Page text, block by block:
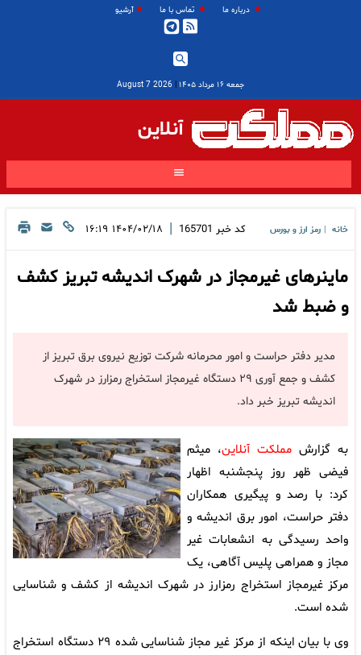
درباره ما تماس با ما آرشیو
جمعه ۱۶ مرداد ۱۴۰۵ |
2026 August 7
آنلاین
خانه رمز ارز و بورس کد خبر 165701
| ۱۴۰۴/۰۲/۱۸ ۱۶:۱۹
ماینرهای غیرمجاز در شهرک اندیشه تبریز کشف
و ضبط شد
مدیر دفتر حراست و امور محرمانه شرکت توزیع نیروی برق تبریز از
کشف و جمع آوری ۲۹ دستگاه غیرمجاز استخراج رمزارز در شهرک
اندیشه تبریز خبر داد.
به گزارش مملکت آنلاین، میثم
فیضی ظهر روز پنجشنبه اظهار
کرد: با رصد و پیگیری همکاران
دفتر حراست، امور برق اندیشه و
واحد رسیدگی به انشعابات غیر
مجاز و همراهی پلیس آگاهی، یک
مرکز غیرمجاز استخراج رمزارز در شهرک اندیشه از کشف و شناسایی
شده است.
وی با بیان اینکه از مرکز غیر مجاز شناسایی شده ۲۹ دستگاه استخراج